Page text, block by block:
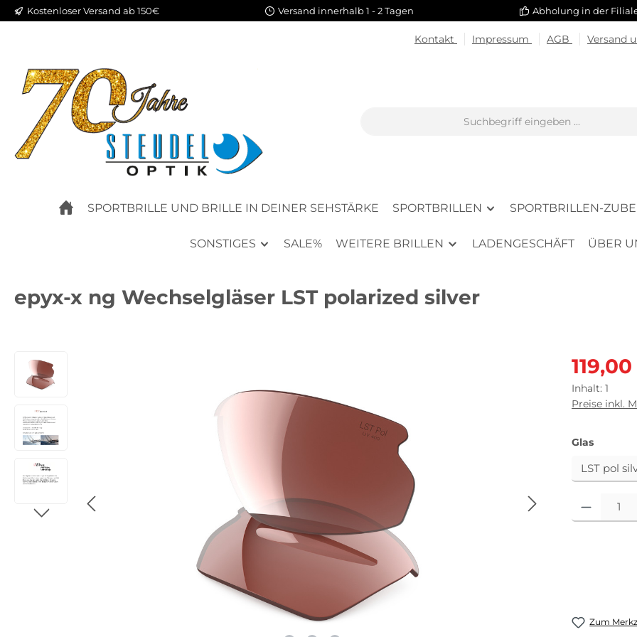
Hauptinhalt springen
Zur Suche springen
Zur Hauptnavigation springen
Kostenloser Versand ab 150€ Versand innerhalb 1 - 2 Tagen Abholung in der
Kontakt Impressum AGB Versand
SPORTBRILLE UND BRILLE IN DEINER SEHSTÄRKE SPORTBRILLEN SPORTBRILLEN-
SONSTIGES SALE% WEITERE BRILLEN LADENGESCHÄFT ÜBER
epyx-x ng Wechselgläser LST polarized silver
Bildergalerie überspringen
Inhalt: 1
Preise inkl.
Glas
Produkt
Zum